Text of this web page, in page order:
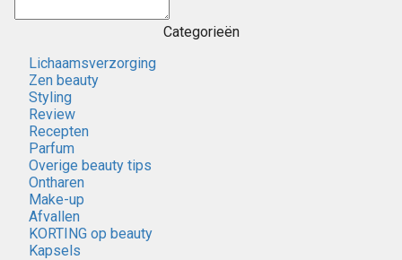
Categorieën
Lichaamsverzorging
Zen beauty
Styling
Review
Recepten
Parfum
Overige beauty tips
Ontharen
Make-up
Afvallen
KORTING op beauty
Kapsels